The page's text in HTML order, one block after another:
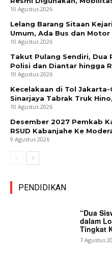
10 Agustus 2026
Lelang Barang Sitaan
Umum, Ada Bus dan Motor
10 Agustus 2026
Takut Pulang Sendiri, Dua
Polisi dan Diantar hingga
10 Agustus 2026
Kecelakaan di Tol
Sinarjaya Tabrak Truk
10 Agustus 2026
Desember 2027 Pemkab
RSUD Kabanjahe Ke
9 Agustus 2026
PENDIDIKAN
“Dua
dalam
Tingkat
7 Agustus